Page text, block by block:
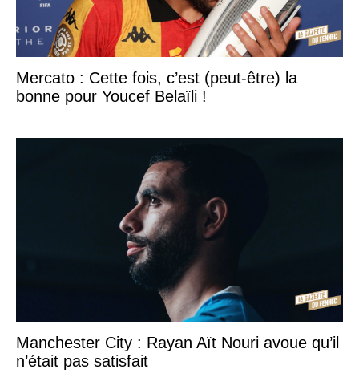
Mercato : Cette fois, c’est (peut-être) la
bonne pour Youcef Belaïli !
Manchester City : Rayan Aït Nouri avoue qu’il
n’était pas satisfait